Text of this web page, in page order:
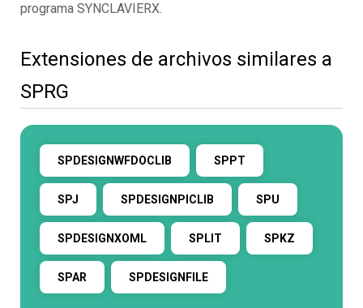
programa SYNCLAVIERX.
Extensiones de archivos similares a
SPRG
SPDESIGNWFDOCLIB SPPT
SPJ SPDESIGNPICLIB SPU
SPDESIGNXOML SPLIT SPKZ
SPAR SPDESIGNFILE